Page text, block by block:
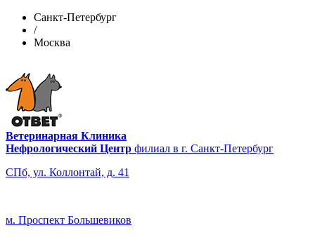
Санкт-Петербург
/
Москва
Ветеринарная Клиника
Нефрологический Центр филиал в г. Санкт-Петербург
СПб, ул. Коллонтай, д. 41
м. Проспект Большевиков